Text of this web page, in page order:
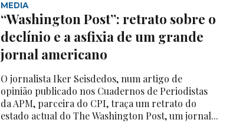
MEDIA
“Washington Post”: retrato sobre o
declínio e a asfixia de um grande
jornal americano
O jornalista Iker Seisdedos, num artigo de
opinião publicado nos Cuadernos de Periodistas
da APM, parceira do CPI, traça um retrato do
estado actual do The Washington Post, um jornal...